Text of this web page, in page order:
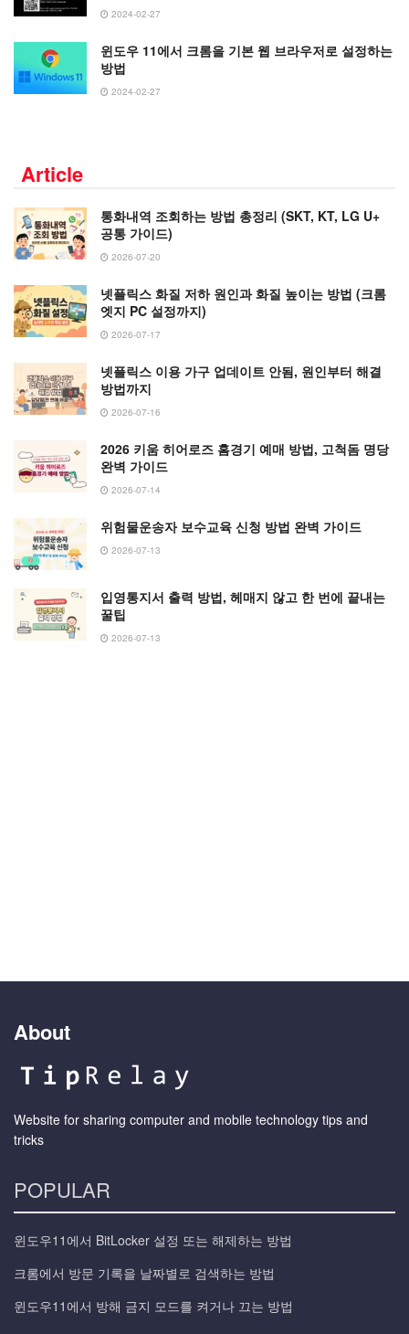
2024-02-27
윈도우 11에서 크롬을 기본 웹 브라우저로 설정하는
방법
2024-02-27
Article
통화내역 조회하는 방법 총정리 (SKT, KT, LG U+
공통 가이드)
2026-07-20
넷플릭스 화질 저하 원인과 화질 높이는 방법 (크롬
엣지 PC 설정까지)
2026-07-17
넷플릭스 이용 가구 업데이트 안됨, 원인부터 해결
방법까지
2026-07-16
2026 키움 히어로즈 홈경기 예매 방법, 고척돔 명당
완벽 가이드
2026-07-14
위험물운송자 보수교육 신청 방법 완벽 가이드
2026-07-13
입영통지서 출력 방법, 헤매지 않고 한 번에 끝내는
꿀팁
2026-07-13
About
Website for sharing computer and mobile technology tips and
tricks
POPULAR
윈도우11에서 BitLocker 설정 또는 해제하는 방법
크롬에서 방문 기록을 날짜별로 검색하는 방법
윈도우11에서 방해 금지 모드를 켜거나 끄는 방법